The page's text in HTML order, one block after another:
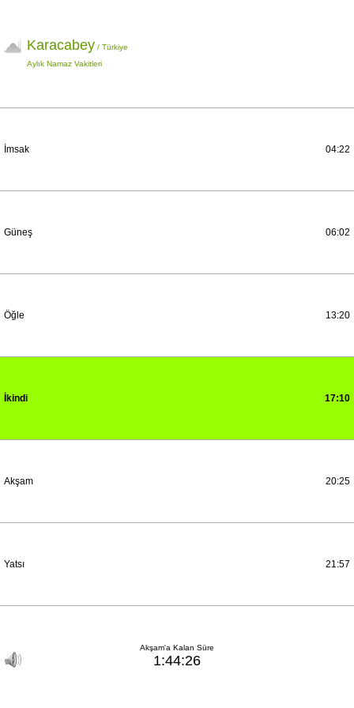
Karacabey / Türkiye
Aylık Namaz Vakitleri
İmsak 04:22
Güneş 06:02
Öğle 13:20
İkindi 17:10
Akşam 20:25
Yatsı 21:57
Akşam'a Kalan Süre
1:44:26